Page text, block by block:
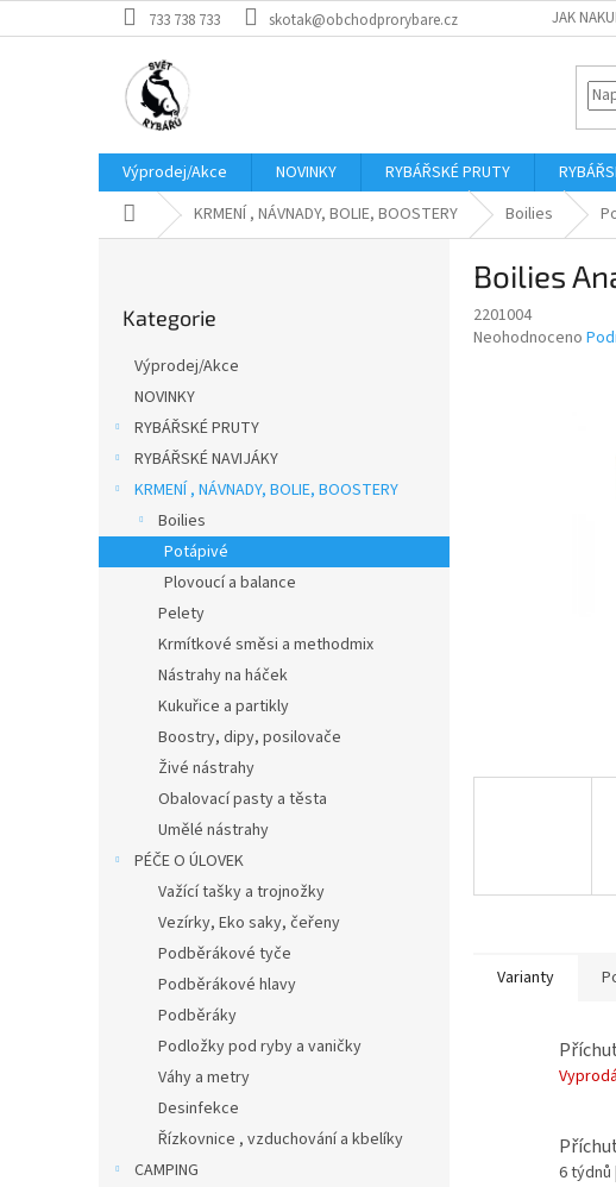
na
733 738 733 skotak@obchodprorybare.cz JAK
Výprodej/Akce NOVINKY RYBÁŘSKÉ PRUTY
Domů KRMENÍ , NÁVNADY, BOLIE, BOOSTERY Boilies
n
e
kategorie
Kategorie
Výprodej/Akce
NOVINKY
RYBÁŘSKÉ PRUTY
RYBÁŘSKÉ NAVIJÁKY
KRMENÍ , NÁVNADY, BOLIE, BOOSTERY
Boilies
Potápivé
Plovoucí a balance
Pelety
Krmítkové směsi a methodmix
Nástrahy na háček
Kukuřice a partikly
Boostry, dipy, posilovače
Živé nástrahy
Obalovací pasty a těsta
Umělé nástrahy
PÉČE O ÚLOVEK
Važící tašky a trojnožky
Vezírky, Eko saky, čeřeny
Podběrákové tyče
Podběrákové hlavy
Podběráky
Podložky pod ryby a vaničky
Váhy a metry
Desinfekce
Řízkovnice , vzduchování a kbelíky
CAMPING
Boilies
2201004
Průměrné
Neohodnoceno
Varianty
6 týdnů